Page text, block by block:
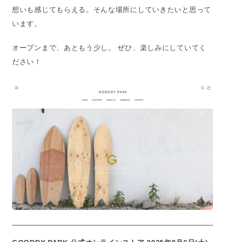
想いも感じてもらえる。そんな場所にしていきたいと思って
います。
オープンまで、あともう少し。 ぜひ、楽しみにしていてく
ださい！